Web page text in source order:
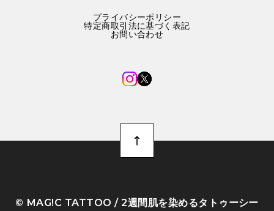
プライバシーポリシー
特定商取引法に基づく表記
お問い合わせ
©︎ MAG!C TATTOO / 2週間肌を染めるタトゥーシー